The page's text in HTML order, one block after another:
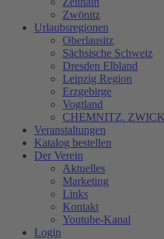
Zwönitz
Urlaubsregionen
Oberlausitz
Sächsische Schweiz
Dresden Elbland
Leipzig Region
Erzgebirge
Vogtland
CHEMNITZ.
Veranstaltungen
Katalog bestellen
Der Verein
Aktuelles
Marketing
Links
Kontakt
Youtube-Kanal
Login